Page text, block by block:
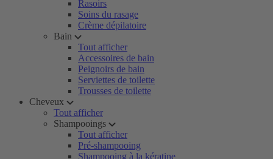
Rasoirs
Soins du rasage
Crème dépilatoire
Bain
Tout afficher
Accessoires de bain
Peignoirs de bain
Serviettes de toilette
Trousses de toilette
Cheveux
Tout afficher
Shampooings
Tout afficher
Pré-shampooing
Shampooing à la kératine